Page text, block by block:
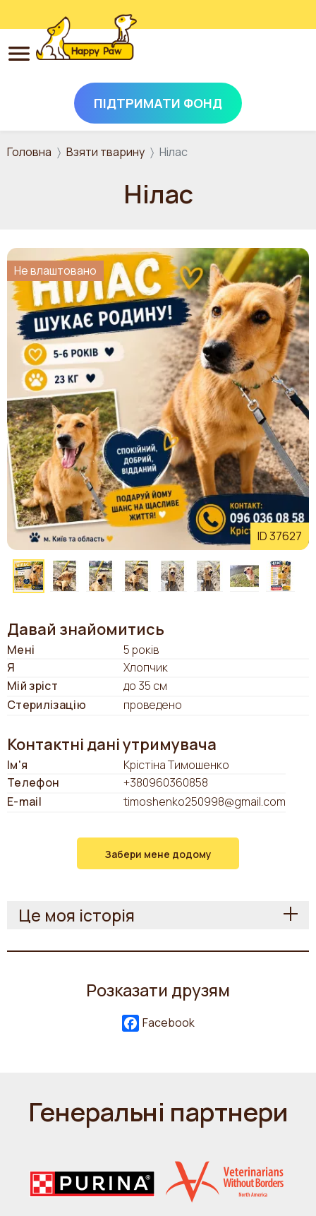
Перейти до основного вмісту
ПІДТРИМАТИ ФОНД
Головна Взяти тварину Нілас
Нілас
ID 37627
Не влаштовано
Давай знайомитись
Мені
5 років
Я
Хлопчик
Мій зріст
до 35 см
Стерилізацію
проведено
Контактні дані утримувача
Ім'я
Крістіна Тимошенко
Телефон
+380960360858
E-mail
timoshenko250998@gmail.com
Забери мене додому
Це моя історія
Розказати друзям
Facebook
Генеральні партнери